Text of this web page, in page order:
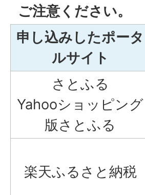
ご注意ください。
申し込みしたポータ
ルサイト
さとふる
Yahooショッピング
版さとふる
楽天ふるさと納税